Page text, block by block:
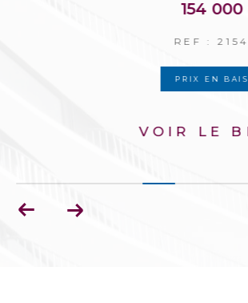
154 000 €
REF : 21549E
PRIX EN BAISSE
VOIR LE BIEN